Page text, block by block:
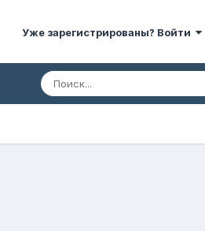
Уже зарегистрированы? Войти